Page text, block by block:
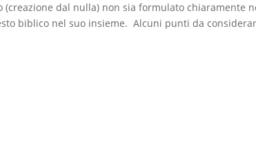
dal nulla) non sia formulato chiaramente
biblico nel suo insieme. Alcuni punti da